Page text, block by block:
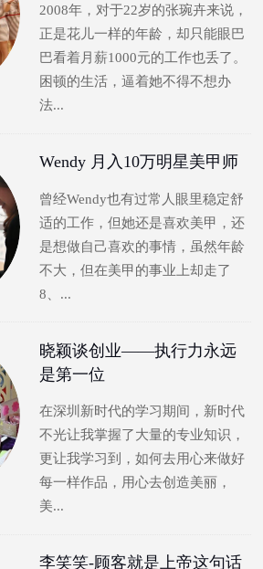
2008年，对于22岁的张琬卉来说，
正是花儿一样的年龄，却只能眼巴
巴看着月薪1000元的工作也丢了。
困顿的生活，逼着她不得不想办
法...
Wendy 月入10万明星美甲师
曾经Wendy也有过常人眼里稳定舒
适的工作，但她还是喜欢美甲，还
是想做自己喜欢的事情，虽然年龄
不大，但在美甲的事业上却走了
8、...
晓颖谈创业——执行力永远
是第一位
在深圳新时代的学习期间，新时代
不光让我掌握了大量的专业知识，
更让我学习到，如何去用心来做好
每一样作品，用心去创造美丽，
美...
李笑笑-顾客就是上帝这句话